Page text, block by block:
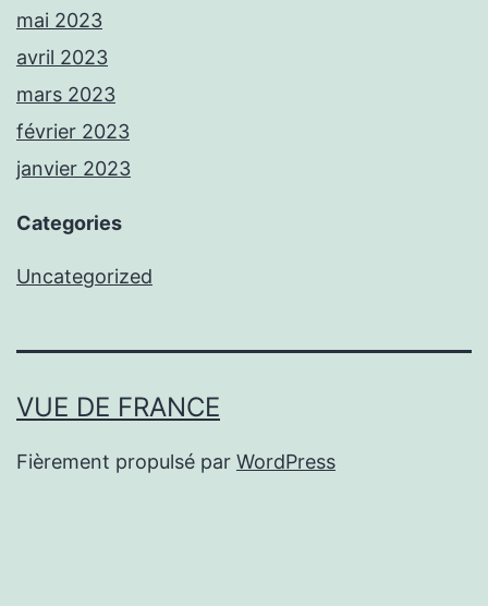
mai 2023
avril 2023
mars 2023
février 2023
janvier 2023
Categories
Uncategorized
VUE DE FRANCE
Fièrement propulsé par WordPress